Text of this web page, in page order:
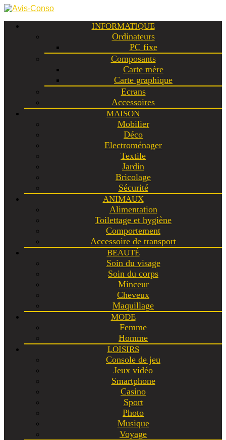
INFORMATIQUE
Ordinateurs
PC fixe
Composants
Carte mère
Carte graphique
Ecrans
Accessoires
MAISON
Mobilier
Déco
Electroménager
Textile
Jardin
Bricolage
Sécurité
ANIMAUX
Alimentation
Toilettage et hygiène
Comportement
Accessoire de transport
BEAUTÉ
Soin du visage
Soin du corps
Minceur
Cheveux
Maquillage
MODE
Femme
Homme
LOISIRS
Console de jeu
Jeux vidéo
Smartphone
Casino
Sport
Photo
Musique
Voyage